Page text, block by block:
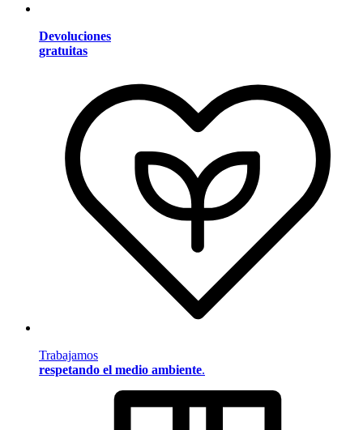
Devoluciones
gratuitas
Trabajamos
respetando el medio ambiente.